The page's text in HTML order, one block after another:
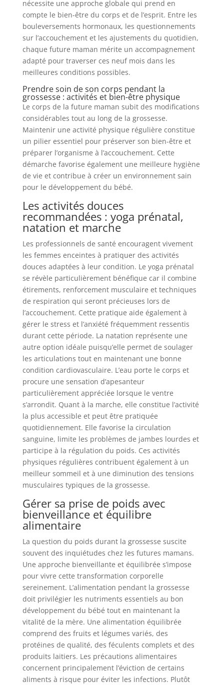
nécessite une approche globale qui prend en
compte le bien-être du corps et de l’esprit. Entre les
bouleversements hormonaux, les questionnements
sur l’accouchement et les ajustements du quotidien,
chaque future maman mérite un accompagnement
adapté pour traverser ces neuf mois dans les
meilleures conditions possibles.
Prendre soin de son corps pendant la
grossesse : activités et bien-être physique
Le corps de la future maman subit des modifications
considérables tout au long de la grossesse.
Maintenir une activité physique régulière constitue
un pilier essentiel pour préserver son bien-être et
préparer l’organisme à l’accouchement. Cette
démarche favorise également une meilleure hygiène
de vie et contribue à créer un environnement sain
pour le développement du bébé.
Les activités douces
recommandées : yoga prénatal,
natation et marche
Les professionnels de santé encouragent vivement
les femmes enceintes à pratiquer des activités
douces adaptées à leur condition. Le yoga prénatal
se révèle particulièrement bénéfique car il combine
étirements, renforcement musculaire et techniques
de respiration qui seront précieuses lors de
l’accouchement. Cette pratique aide également à
gérer le stress et l’anxiété fréquemment ressentis
durant cette période. La natation représente une
autre option idéale puisqu’elle permet de soulager
les articulations tout en maintenant une bonne
condition cardiovasculaire. L’eau porte le corps et
procure une sensation d’apesanteur
particulièrement appréciée lorsque le ventre
s’arrondit. Quant à la marche, elle constitue l’activité
la plus accessible et peut être pratiquée
quotidiennement. Elle favorise la circulation
sanguine, limite les problèmes de jambes lourdes et
participe à la régulation du poids. Ces activités
physiques régulières contribuent également à un
meilleur sommeil et à une diminution des tensions
musculaires typiques de la grossesse.
Gérer sa prise de poids avec
bienveillance et équilibre
alimentaire
La question du poids durant la grossesse suscite
souvent des inquiétudes chez les futures mamans.
Une approche bienveillante et équilibrée s’impose
pour vivre cette transformation corporelle
sereinement. L’alimentation pendant la grossesse
doit privilégier les nutriments essentiels au bon
développement du bébé tout en maintenant la
vitalité de la mère. Une alimentation équilibrée
comprend des fruits et légumes variés, des
protéines de qualité, des féculents complets et des
produits laitiers. Les précautions alimentaires
concernent principalement l’éviction de certains
aliments à risque pour éviter les infections. Plutôt